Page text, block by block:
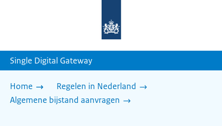
homepage
Single Digital Gateway
Home
Regelen in Nederland
Algemene bijstand aanvragen